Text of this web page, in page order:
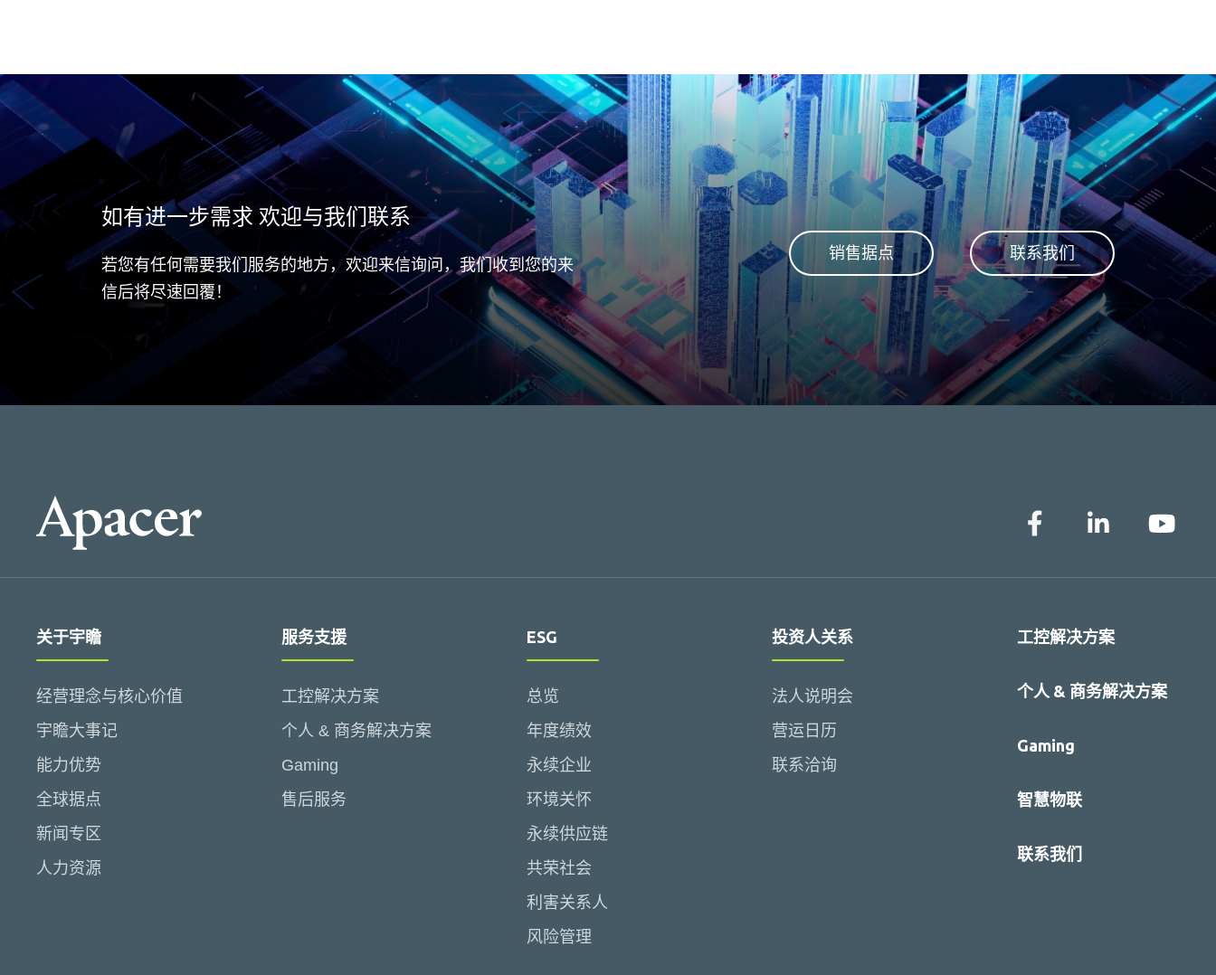
如有进一步需求 欢迎与我们联系
若您有任何需要我们服务的地方，欢迎来信询问，我们收到您的来
信后将尽速回覆！
销售据点 联系我们
关于宇瞻
经营理念与核心价值
宇瞻大事记
能力优势
全球据点
新闻专区
人力资源
服务支援
工控解决方案
个人 & 商务解决方案
Gaming
售后服务
ESG
总览
年度绩效
永续企业
环境关怀
永续供应链
共荣社会
利害关系人
风险管理
投资人关系
法人说明会
营运日历
联系洽询
工控解决方案
个人 & 商务解决方案
Gaming
智慧物联
联系我们